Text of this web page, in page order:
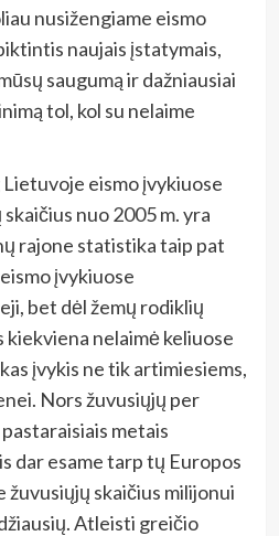
nusižengiame eismo
naujais įstatymais,
saugumą ir dažniausiai
tol, kol su nelaime
eismo įvykiuose
nuo 2005 m. yra
rajone statistika taip pat
įvykiuose
bet dėl žemų rodiklių
kiekviena nelaimė keliuose
įvykis ne tik artimiesiems,
Nors žuvusiųjų per
metais
dar esame tarp tų Europos
žuvusiųjų skaičius milijonui
Atleisti greičio